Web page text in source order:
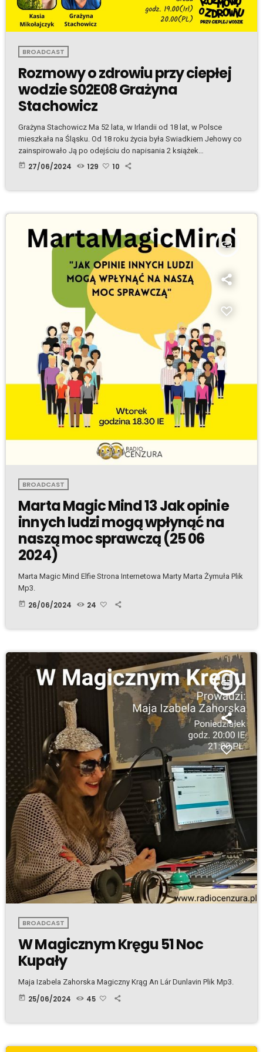
BROADCAST
Rozmowy o zdrowiu przy ciepłej
wodzie S02E08 Grażyna
Stachowicz
Grażyna Stachowicz Ma 52 lata, w Irlandii od 18 lat, w Polsce
mieszkała na Śląsku. Od 18 roku życia była Swiadkiem Jehowy co
zainspirowało Ją po odejściu do napisania 2 książek
pokazujących wybiórczy sposób myślenia osób będących w
today 27/06/2024 129 10
insert_link
BROADCAST
Marta Magic Mind 13 Jak opinie
innych ludzi mogą wpłynąć na
naszą moc sprawczą (25 06
2024)
Marta Magic Mind Elfie Strona Internetowa Marty Marta Żymuła Plik
Mp3.
today 26/06/2024 24
insert_link
BROADCAST
W Magicznym Kręgu 51 Noc
Kupały
Maja Izabela Zahorska Magiczny Krąg An Lár Dunlavin Plik Mp3.
today 25/06/2024 45